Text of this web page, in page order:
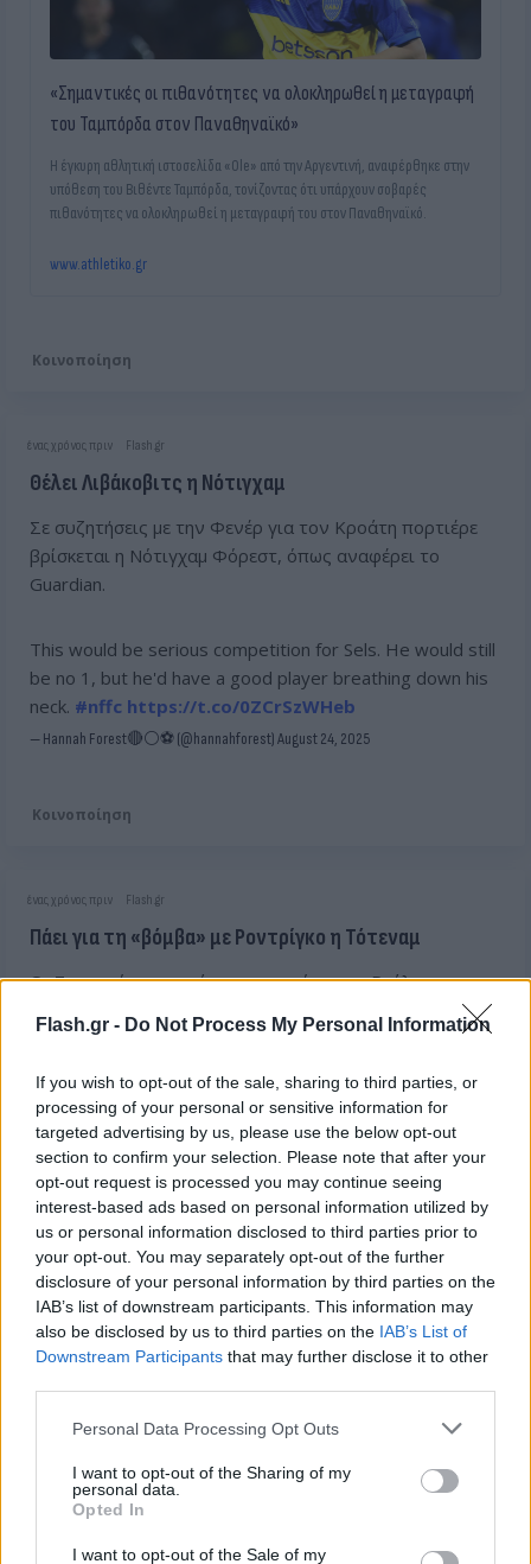
Flash.gr - Do Not Process My Personal Information
If you wish to opt-out of the sale, sharing to third parties, or
processing of your personal or sensitive information for
targeted advertising by us, please use the below opt-out
section to confirm your selection. Please note that after your
opt-out request is processed you may continue seeing
interest-based ads based on personal information utilized by
us or personal information disclosed to third parties prior to
your opt-out. You may separately opt-out of the further
disclosure of your personal information by third parties on the
IAB’s list of downstream participants. This information may
also be disclosed by us to third parties on the IAB’s List of
Downstream Participants that may further disclose it to other
Please note that this website/app uses one or more Google
not limited to your visit or usage behaviour. You may click to
grant or deny consent to Google and its third-party tags to
use your data for below specified purposes in below Google
consent section.
Personal Data Processing Opt Outs
I want to opt-out of the Sharing of my
personal data.
Opted In
I want to opt-out of the Sale of my
«Δεν υπάρχει συμφωνία της ΑΕΚ με Μπαρίνοφ»
«Σημαντικές οι πιθανότητες να ολοκληρωθεί η μεταγραφή
του Ταμπόρδα στον Παναθηναϊκό»
Η έγκυρη αθλητική ιστοσελίδα «Ole» από την Αργεντινή, αναφέρθηκε στην
υπόθεση του Βιθέντε Ταμπόρδα, τονίζοντας ότι υπάρχουν σοβαρές
πιθανότητες να ολοκληρωθεί η μεταγραφή του στον Παναθηναϊκό.
www.athletiko.gr
Κοινοποίηση
ένας χρόνος πριν Flash.gr
Θέλει Λιβάκοβιτς η Νότιγχαμ
Σε συζητήσεις με την Φενέρ για τον Κροάτη πορτιέρε
βρίσκεται η Νότιγχαμ Φόρεστ, όπως αναφέρει το
Guardian.
This would be serious competition for Sels. He would still
be no 1, but he'd have a good player breathing down his
neck. #nffc https://t.co/0ZCrSzWHeb
— Hannah Forest🔴⚪⚽ (@hannahforest)August 24, 2025
Κοινοποίηση
ένας χρόνος πριν Flash.gr
Πάει για τη «βόμβα» με Ροντρίγκο η Τότεναμ
Οι Σπερς είναι κοντά σε συμφωνία με τη Ρεάλ για τον
Βραζιλιάνο, καλύπτοντας ολόκληρο το συμβόλαιο του.
Μοναδική «εκκρεμότητα» το κατα πόσο θα ήθελε να
🚨 Tottenham are close to agreeing a deal to get
Rodrygo on loan after offering to cover his entire salary.
Real Madrid believe such an offer is fair at this point in the
window.
It remains to be seen if Rodrygo wants the move.
(Source: Defensa Central)
pic.twitter.com/GmNpB3PQd2
— Transfer News Live (@DeadlineDayLive) August 24, 2025
Κοινοποίηση